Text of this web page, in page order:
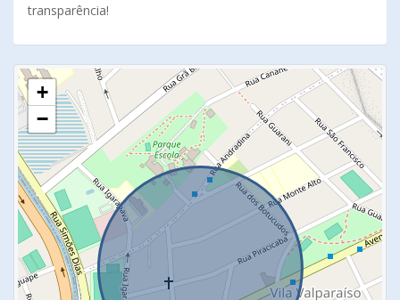
transparência!
+
−